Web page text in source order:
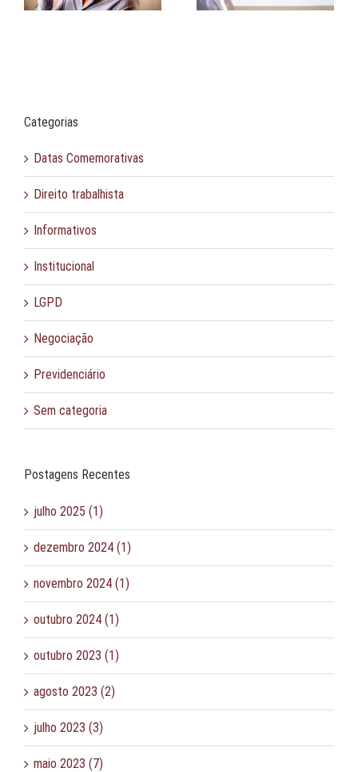
Categorias
Datas Comemorativas
Direito trabalhista
Informativos
Institucional
LGPD
Negociação
Previdenciário
Sem categoria
Postagens Recentes
julho 2025 (1)
dezembro 2024 (1)
novembro 2024 (1)
outubro 2024 (1)
outubro 2023 (1)
agosto 2023 (2)
julho 2023 (3)
maio 2023 (7)